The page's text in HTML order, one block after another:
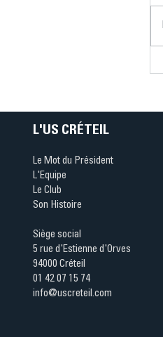
L'US CRÉTEIL
Le Mot du Président
L'Equipe
Le Club
Son Histoire
Siège social
5 rue d'Estienne d'Orves
94000 Créteil
01 42 07 15 74
info@uscreteil.com